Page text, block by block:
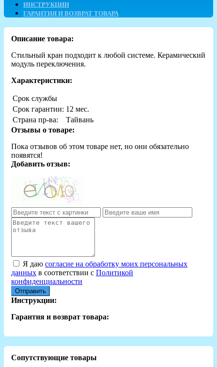
ИНСТРУКЦИИ
ГАРАНТИЯ И ВОЗВРАТ ТОВАРА
Описание товара:
Стильный кран подходит к любой системе. Керамический
модуль переключения.
Характеристики:
Срок службы
Срок гарантии: 12 мес.
Страна пр-ва:
Тайвань
Отзывы о товаре:
Пока отзывов об этом товаре нет, но они обязательно
появятся!
Добавить отзыв:
Я даю согласие на обработку моих персональных
данных в соответствии с Политикой
конфиденциальности
Отправить
Инструкции:
Гарантия и возврат товара:
Сопутствующие товары